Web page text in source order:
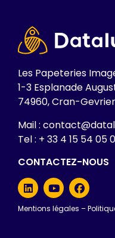
Les Papeteries
1-3 Esplanade
74960, Cran-Gevrier
Mail :
Tel : + 33 4 15 54 05
CONTACTEZ-NOUS
Mentions légales –